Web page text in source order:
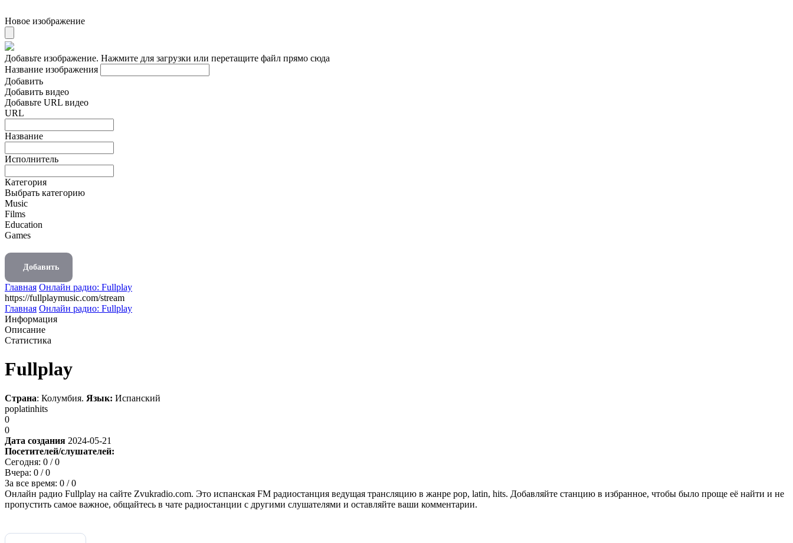
Новое изображение
Добавьте изображение. Нажмите для загрузки или перетащите файл прямо сюда
Название изображения
Добавить
Добавить видео
Добавьте URL видео
URL
Название
Исполнитель
Категория
Выбрать категорию
Music
Films
Education
Games
Добавить
Главная Онлайн радио: Fullplay
https://fullplaymusic.com/stream
Главная Онлайн радио: Fullplay
Информация
Описание
Статистика
Fullplay
Страна: Колумбия. Язык: Испанский
poplatinhits
0
0
Дата создания 2024-05-21
Посетителей/слушателей:
Сегодня: 0 / 0
Вчера: 0 / 0
За все время: 0 / 0
Онлайн радио Fullplay на сайте Zvukradio.com. Это испанская FM радиостанция ведущая трансляцию в жанре pop, latin, hits. Добавляйте станцию в избранное, чтобы было проще её найти и не
пропустить самое важное, общайтесь в чате радиостанции с другими слушателями и оставляйте ваши комментарии.